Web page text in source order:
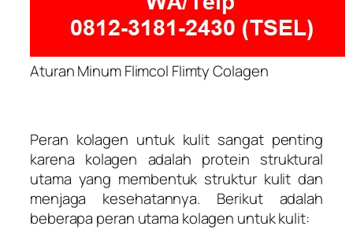
Aturan Minum Flimcol Flimty Colagen
Peran kolagen untuk kulit sangat penting
karena kolagen adalah protein struktural
utama yang membentuk struktur kulit dan
menjaga kesehatannya. Berikut adalah
beberapa peran utama kolagen untuk kulit: